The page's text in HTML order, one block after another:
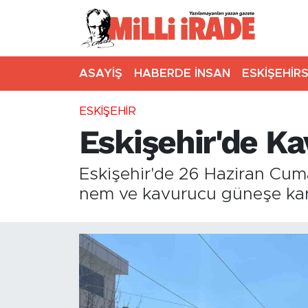
ASAYİŞ HABERDE İNSAN
ESKİŞEHİR
Eskişehir'de
Eskişehir'de 26 Haziran
nem ve kavurucu güneşe